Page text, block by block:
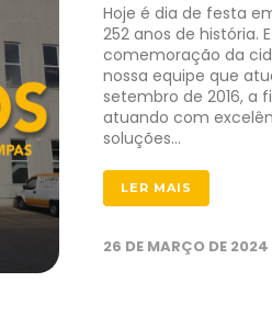
Hoje é dia de festa
252 anos de história.
comemoração da
nossa equipe que
setembro de 2016, a
atuando com
soluções…
LER MAIS
26 DE MARÇO DE 2024